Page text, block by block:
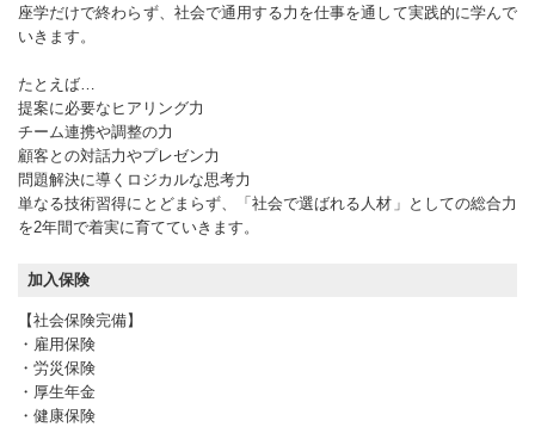
座学だけで終わらず、社会で通用する力を仕事を通して実践的に学んで
いきます。
たとえば…
提案に必要なヒアリング力
チーム連携や調整の力
顧客との対話力やプレゼン力
問題解決に導くロジカルな思考力
単なる技術習得にとどまらず、「社会で選ばれる人材」としての総合力
を2年間で着実に育てていきます。
加入保険
【社会保険完備】
・雇用保険
・労災保険
・厚生年金
・健康保険